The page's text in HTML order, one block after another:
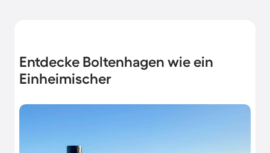
Entdecke Boltenhagen wie ein
Einheimischer